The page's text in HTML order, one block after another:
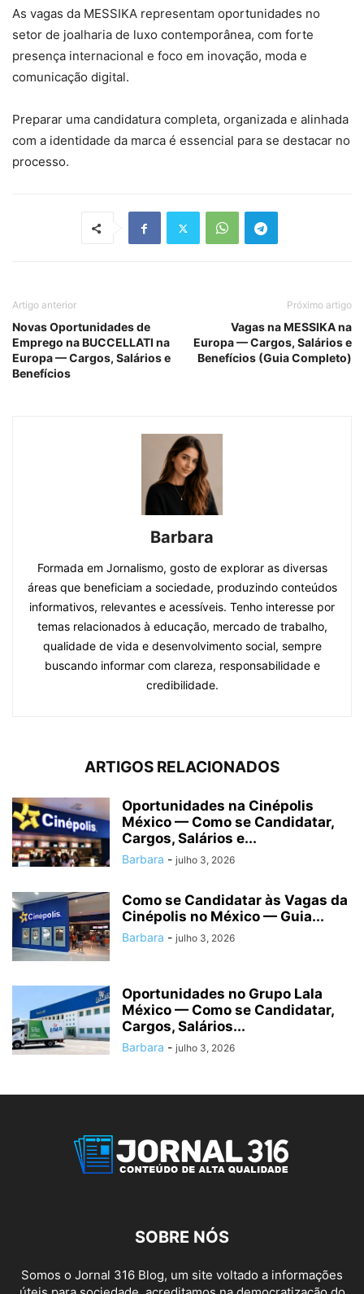
As vagas da MESSIKA representam oportunidades no
setor de joalharia de luxo contemporânea, com forte
presença internacional e foco em inovação, moda e
comunicação digital.
Preparar uma candidatura completa, organizada e alinhada
com a identidade da marca é essencial para se destacar no
processo.
Artigo anterior
Novas Oportunidades de
Emprego na BUCCELLATI na
Europa — Cargos, Salários e
Benefícios
Próximo artigo
Vagas na MESSIKA na
Europa — Cargos, Salários e
Benefícios (Guia Completo)
Barbara
Formada em Jornalismo, gosto de explorar as diversas
áreas que beneficiam a sociedade, produzindo conteúdos
informativos, relevantes e acessíveis. Tenho interesse por
temas relacionados à educação, mercado de trabalho,
qualidade de vida e desenvolvimento social, sempre
buscando informar com clareza, responsabilidade e
credibilidade.
ARTIGOS RELACIONADOS
Oportunidades na Cinépolis
México — Como se Candidatar,
Cargos, Salários e...
Barbara - julho 3, 2026
Como se Candidatar às Vagas da
Cinépolis no México — Guia...
Barbara - julho 3, 2026
Oportunidades no Grupo Lala
México — Como se Candidatar,
Cargos, Salários...
Barbara - julho 3, 2026
SOBRE NÓS
Somos o Jornal 316 Blog, um site voltado a informações